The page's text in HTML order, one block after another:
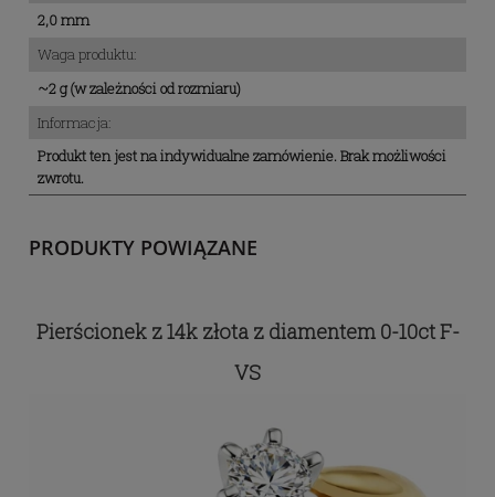
2,0 mm
Waga produktu:
~2 g (w zależności od rozmiaru)
Informacja:
Produkt ten jest na indywidualne zamówienie. Brak możliwości
zwrotu.
PRODUKTY POWIĄZANE
Pierścionek z 14k złota z diamentem 0-10ct F-
VS